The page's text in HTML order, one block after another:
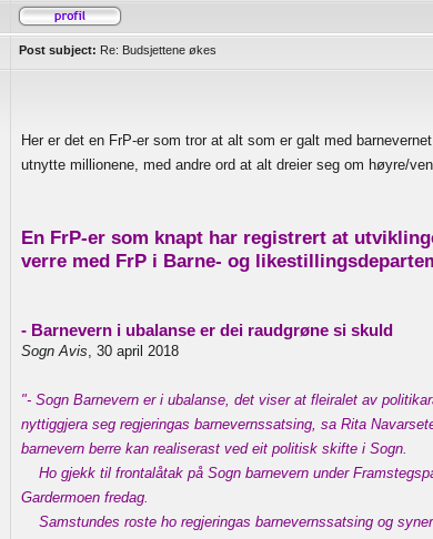
Post subject: Re: Budsjettene økes
Her er det en FrP-er som tror at alt som er galt med
utnytte millionene, med andre ord at alt dreier seg om høyre/
En FrP-er som knapt har registrert at
verre med FrP i Barne- og
- Barnevern i ubalanse er dei raudgrøne si skuld
Sogn Avis, 30 april 2018
"- Sogn Barnevern er i ubalanse, det viser at fleiralet av
nyttiggjera seg regjeringas barnevernssatsing, sa Rita
barnevern berre kan realiserast ved eit politisk skifte i Sogn.
Ho gjekk til frontalåtak på Sogn barnevern under
Gardermoen fredag.
Samstundes roste ho regjeringas barnevernssatsing og